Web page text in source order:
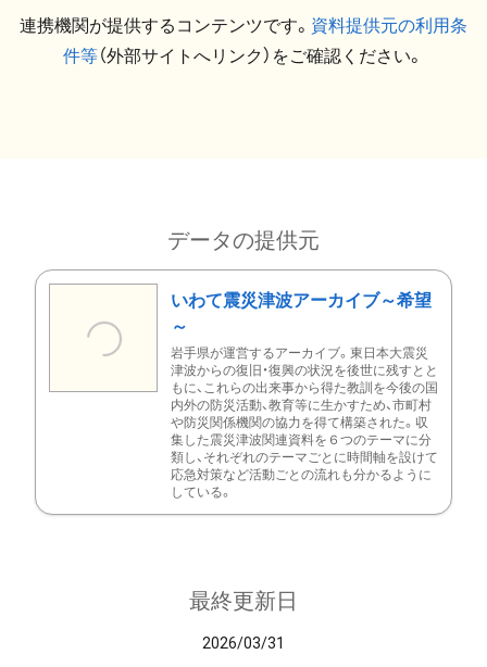
連携機関が提供するコンテンツです。 資料提供元の利用条
件等（外部サイトへリンク）をご確認ください。
データの提供元
いわて震災津波アーカイブ～希望
～
岩手県が運営するアーカイブ。東日本大震災
津波からの復旧・復興の状況を後世に残すとと
もに、これらの出来事から得た教訓を今後の国
内外の防災活動、教育等に生かすため、市町村
や防災関係機関の協力を得て構築された。収
集した震災津波関連資料を６つのテーマに分
類し、それぞれのテーマごとに時間軸を設けて
応急対策など活動ごとの流れも分かるように
している。
最終更新日
2026/03/31